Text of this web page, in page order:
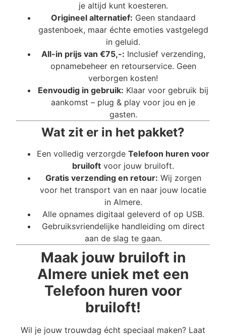
je altijd kunt koesteren.
Origineel alternatief: Geen standaard
gastenboek, maar échte emoties vastgelegd
in geluid.
All-in prijs van €75,-: Inclusief verzending,
opnamebeheer en retourservice. Geen
verborgen kosten!
Eenvoudig in gebruik: Klaar voor gebruik bij
aankomst – plug & play voor jou en je
gasten.
Wat zit er in het pakket?
Een volledig verzorgde Telefoon huren voor
bruiloft voor jouw bruiloft.
Gratis verzending en retour: Wij zorgen
voor het transport van en naar jouw locatie
in Almere.
Alle opnames digitaal geleverd of op USB.
Gebruiksvriendelijke handleiding om direct
aan de slag te gaan.
Maak jouw bruiloft in
Almere uniek met een
Telefoon huren voor
bruiloft!
Wil je jouw trouwdag écht speciaal maken? Laat